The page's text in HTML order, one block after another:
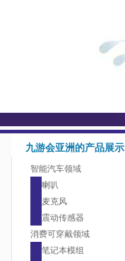
九游会亚洲的产品展示
智能汽车领域
喇叭
麦克风
震动传感器
消费可穿戴领域
笔记本模组